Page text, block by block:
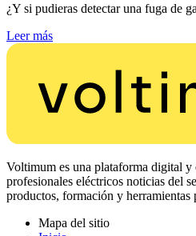
¿Y si pudieras detectar una fuga de
Leer más
Voltimum es una plataforma digital
profesionales eléctricos noticias del
productos, formación y herramientas
Mapa del sitio